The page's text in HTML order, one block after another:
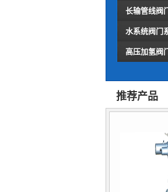
长输管线阀
水系统阀门
高压加氢阀
推荐产品